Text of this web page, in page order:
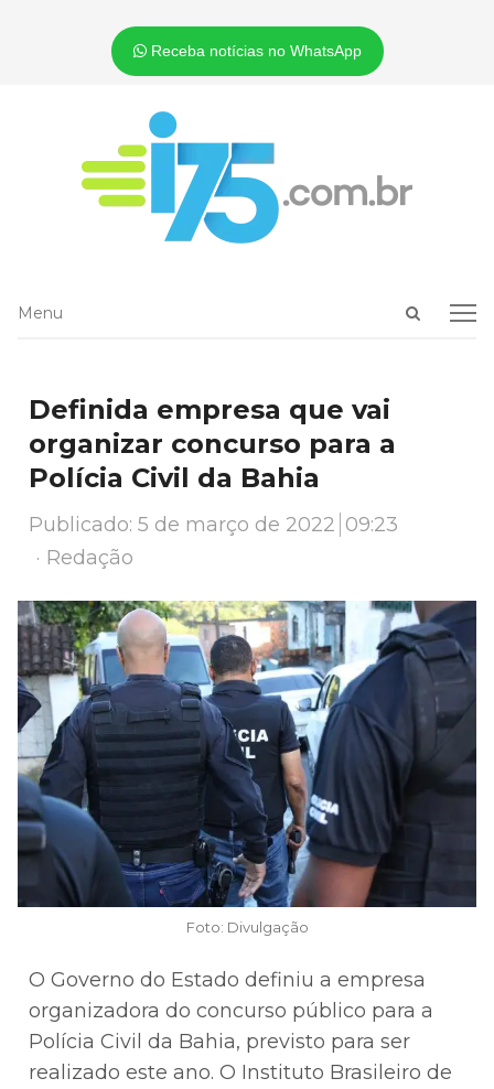
Receba notícias no WhatsApp
Open
Menu
Menu
Definida empresa que vai
organizar concurso para a
Polícia Civil da Bahia
Publicado:5 de março de 2022 09:23
Author
Redação
Foto: Divulgação
O Governo do Estado definiu a empresa
organizadora do concurso público para a
Polícia Civil da Bahia, previsto para ser
realizado este ano. O Instituto Brasileiro de